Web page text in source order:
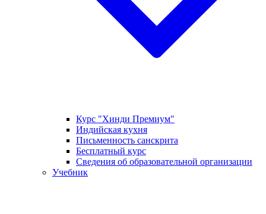
Курс "Хинди Премиум"
Индийская кухня
Письменность санскрита
Бесплатный курс
Сведения об образовательной организации
Учебник